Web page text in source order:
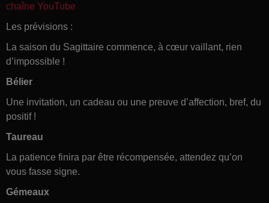
chaîne YouTube
Les prévisions :
La saison du Sagittaire commence, à cœur vaillant, rien
d’impossible !
Bélier
Une invitation, un cadeau ou une preuve d’affection, bref, du
positif !
Taureau
La patience finira par être récompensée, attendez qu’on
vous fasse signe.
Gémeaux